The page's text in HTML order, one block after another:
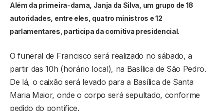
Além da primeira-dama, Janja da Silva, um grupo de 18
autoridades, entre eles, quatro ministros e 12
parlamentares, participa da comitiva presidencial.
O funeral de Francisco será realizado no sábado, a
partir das 10h (horário local), na Basílica de São Pedro.
De lá, o caixão será levado para a Basílica de Santa
Maria Maior, onde o corpo será sepultado, conforme
pedido do pontífice.